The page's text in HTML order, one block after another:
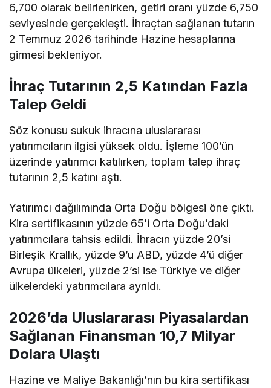
6,700 olarak belirlenirken, getiri oranı yüzde 6,750
seviyesinde gerçekleşti. İhraçtan sağlanan tutarın
2 Temmuz 2026 tarihinde Hazine hesaplarına
girmesi bekleniyor.
İhraç Tutarının 2,5 Katından Fazla
Talep Geldi
Söz konusu sukuk ihracına uluslararası
yatırımcıların ilgisi yüksek oldu. İşleme 100’ün
üzerinde yatırımcı katılırken, toplam talep ihraç
tutarının 2,5 katını aştı.
Yatırımcı dağılımında Orta Doğu bölgesi öne çıktı.
Kira sertifikasının yüzde 65’i Orta Doğu’daki
yatırımcılara tahsis edildi. İhracın yüzde 20’si
Birleşik Krallık, yüzde 9’u ABD, yüzde 4’ü diğer
Avrupa ülkeleri, yüzde 2’si ise Türkiye ve diğer
ülkelerdeki yatırımcılara ayrıldı.
2026’da Uluslararası Piyasalardan
Sağlanan Finansman 10,7 Milyar
Dolara Ulaştı
Hazine ve Maliye Bakanlığı’nın bu kira sertifikası